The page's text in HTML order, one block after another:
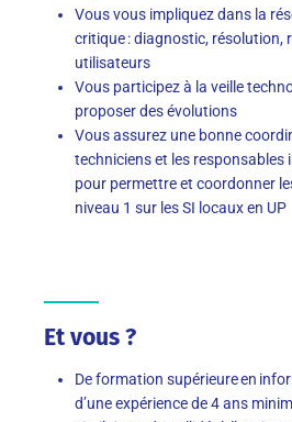
Vous vous impliquez dans la
critique : diagnostic, résolution,
utilisateurs
Vous participez à la veille
proposer des évolutions
Vous assurez une bonne
techniciens et les responsables
pour permettre et coordonner
niveau 1 sur les SI locaux en UP
Et vous ?
De formation supérieure en
d’une expérience de 4 ans